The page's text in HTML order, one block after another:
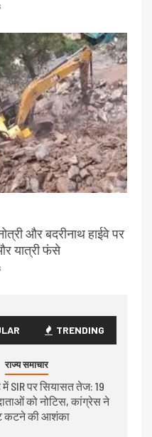
और बदरीनाथ हाईवे पर
यात्री फंसे
TRENDING
राज्य समाचार
SIR पर सियासत तेज: 19
को नोटिस, कांग्रेस ने
कटने की आशंका